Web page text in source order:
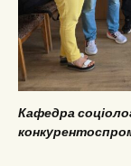
Кафедра